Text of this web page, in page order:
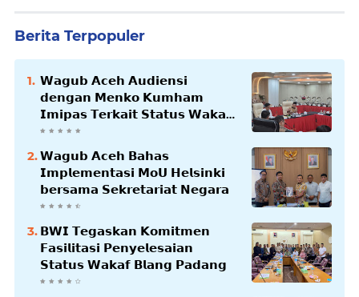
Berita Terpopuler
𝗪𝗮𝗴𝘂𝗯 𝗔𝗰𝗲𝗵 𝗔𝘂𝗱𝗶𝗲𝗻𝘀𝗶
𝗱𝗲𝗻𝗴𝗮𝗻 𝗠𝗲𝗻𝗸𝗼 𝗞𝘂𝗺𝗵𝗮𝗺
𝗜𝗺𝗶𝗽𝗮𝘀 𝗧𝗲𝗿𝗸𝗮𝗶𝘁 𝗦𝘁𝗮𝘁𝘂𝘀 𝗪𝗮𝗸𝗮𝗳
𝗕𝗹𝗮𝗻𝗴𝗽𝗮𝗱𝗮𝗻𝗴
𝗪𝗮𝗴𝘂𝗯 𝗔𝗰𝗲𝗵 𝗕𝗮𝗵𝗮𝘀
𝗜𝗺𝗽𝗹𝗲𝗺𝗲𝗻𝘁𝗮𝘀𝗶 𝗠𝗼𝗨 𝗛𝗲𝗹𝘀𝗶𝗻𝗸𝗶
𝗯𝗲𝗿𝘀𝗮𝗺𝗮 𝗦𝗲𝗸𝗿𝗲𝘁𝗮𝗿𝗶𝗮𝘁 𝗡𝗲𝗴𝗮𝗿𝗮
𝗕𝗪𝗜 𝗧𝗲𝗴𝗮𝘀𝗸𝗮𝗻 𝗞𝗼𝗺𝗶𝘁𝗺𝗲𝗻
𝗙𝗮𝘀𝗶𝗹𝗶𝘁𝗮𝘀𝗶 𝗣𝗲𝗻𝘆𝗲𝗹𝗲𝘀𝗮𝗶𝗮𝗻
𝗦𝘁𝗮𝘁𝘂𝘀 𝗪𝗮𝗸𝗮𝗳 𝗕𝗹𝗮𝗻𝗴 𝗣𝗮𝗱𝗮𝗻𝗴